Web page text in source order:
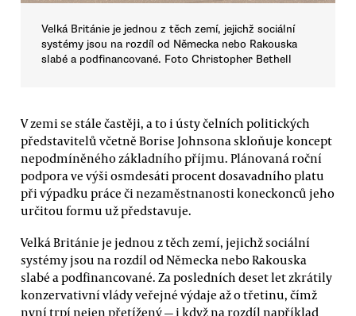
Velká Británie je jednou z těch zemí, jejichž sociální
systémy jsou na rozdíl od Německa nebo Rakouska
slabé a podfinancované. Foto Christopher Bethell
V zemi se stále častěji, a to i ústy čelních politických
představitelů včetně Borise Johnsona skloňuje koncept
nepodmíněného základního příjmu. Plánovaná roční
podpora ve výši osmdesáti procent dosavadního platu
při výpadku práce či nezaměstnanosti koneckonců jeho
určitou formu už představuje.
Velká Británie je jednou z těch zemí, jejichž sociální
systémy jsou na rozdíl od Německa nebo Rakouska
slabé a podfinancované. Za posledních deset let zkrátily
konzervativní vlády veřejné výdaje až o třetinu, čímž
nyní trpí nejen přetížený — i když na rozdíl například